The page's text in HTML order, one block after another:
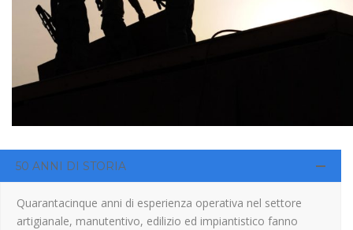
50 ANNI DI STORIA
Quarantacinque anni di esperienza operativa nel settore
artigianale, manutentivo, edilizio ed impiantistico fanno